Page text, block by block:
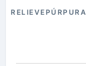
RELIEVEPÚRPURA